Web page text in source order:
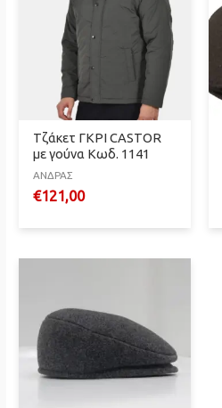
Τζάκετ ΓΚΡΙ CASTOR
με γούνα Κωδ. 1141
ΑΝΔΡΑΣ
€121,00